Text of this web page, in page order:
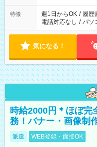
特徴 週1日からOK / 履歴
電話対応なし / パソ
気になる！
時給2000円＊ほぼ完
務！バナー・画像制
派遣 WEB登録・面接OK